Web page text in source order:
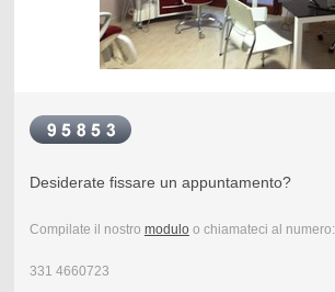
Desiderate fissare un appuntamento?
Compilate il nostro moduloo chiamateci al numero:
331 4660723